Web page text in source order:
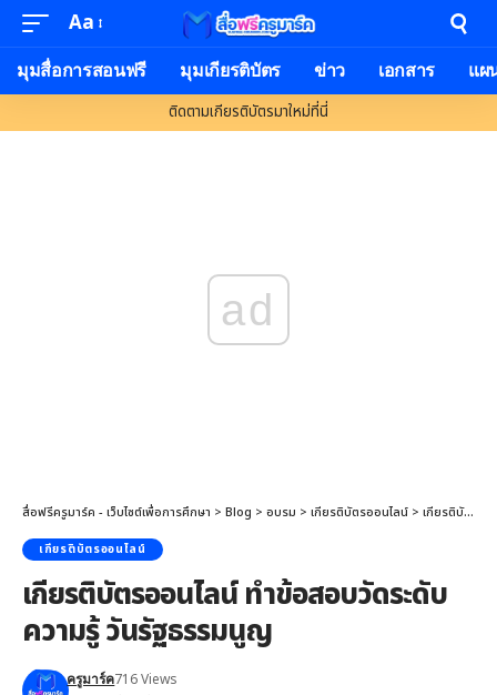
Aa
มุมสื่อการสอนฟรี มุมเกียรติบัตร ข่าว เอกสาร แผ
ติดตามเกียรติบัตรมาใหม่ที่นี่
ad
สื่อฟรีครูมาร์ค - เว็บไซต์เพื่อการศึกษา > Blog > อบรม > เกียรติบัตรออนไลน์ > เกียรติบัตรออนไลน์ ทำข้อสอบวัดระดับความรู้ วันรัฐธรรมนูญ
เกียรติบัตรออนไลน์
เกียรติบัตรออนไลน์ ทำข้อสอบวัดระดับ
ความรู้ วันรัฐธรรมนูญ
ครูมาร์ค716 Views